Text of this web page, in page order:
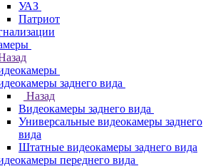
УАЗ
Патриот
заднего вида
Назад
Видеокамеры заднего вида
Универсальные видеокамеры заднего
вида
Штатные видеокамеры заднего вида
переднего вида